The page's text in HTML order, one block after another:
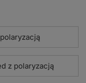
z polaryzacją